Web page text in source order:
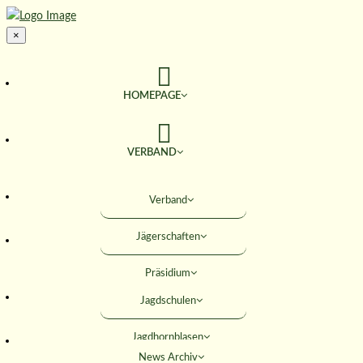
×
HOMEPAGE
VERBAND
Verband
Jägerschaften
Präsidium
TERMINE
JAGD & NATUR
Jagdschulen
Jagdhornblasen
SERVICE
News Archiv
AKTIVITÄTEN